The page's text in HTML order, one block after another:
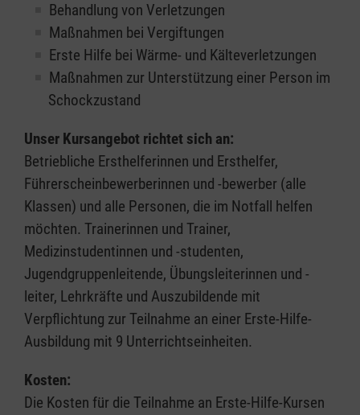
Behandlung von Verletzungen
Maßnahmen bei Vergiftungen
Erste Hilfe bei Wärme- und Kälteverletzungen
Maßnahmen zur Unterstützung einer Person im
Schockzustand
Unser Kursangebot richtet sich an:
Betriebliche Ersthelferinnen und Ersthelfer,
Führerscheinbewerberinnen und -bewerber (alle
Klassen) und alle Personen, die im Notfall helfen
möchten. Trainerinnen und Trainer,
Medizinstudentinnen und -studenten,
Jugendgruppenleitende, Übungsleiterinnen und -
leiter, Lehrkräfte und Auszubildende mit
Verpflichtung zur Teilnahme an einer Erste-Hilfe-
Ausbildung mit 9 Unterrichtseinheiten.
Kosten:
Die Kosten für die Teilnahme an Erste-Hilfe-Kursen